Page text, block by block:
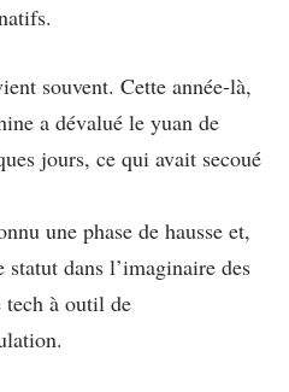
souvent. Cette année-là,
a dévalué le yuan de
jours, ce qui avait secoué
une phase de hausse et,
dans l’imaginaire des
tech à outil de